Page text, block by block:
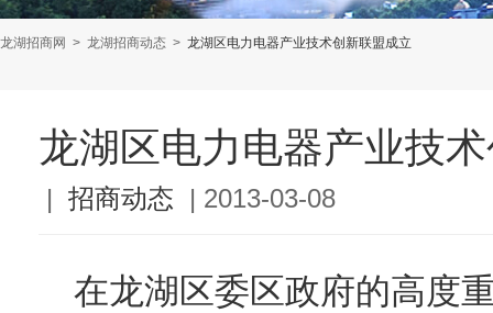
龙湖招商网 > 龙湖招商动态 > 龙湖区电力电器产业技术创新联盟成立
龙湖区电力电器产业技
| 招商动态 | 2013-03-08
在龙湖区委区政府的高度